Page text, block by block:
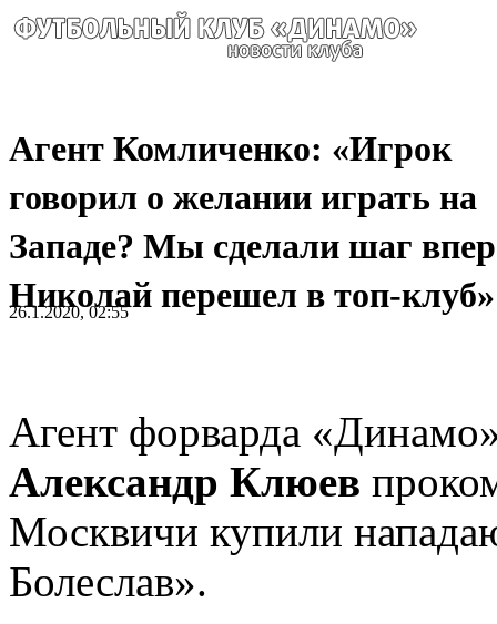
Агент Комличенко: «Игрок
говорил о желании играть на
Западе? Мы сделали шаг
Николай перешел в топ-клуб»
26.1.2020, 02:55
Агент форварда
Александр Клюев
Москвичи купили
Болеслав».